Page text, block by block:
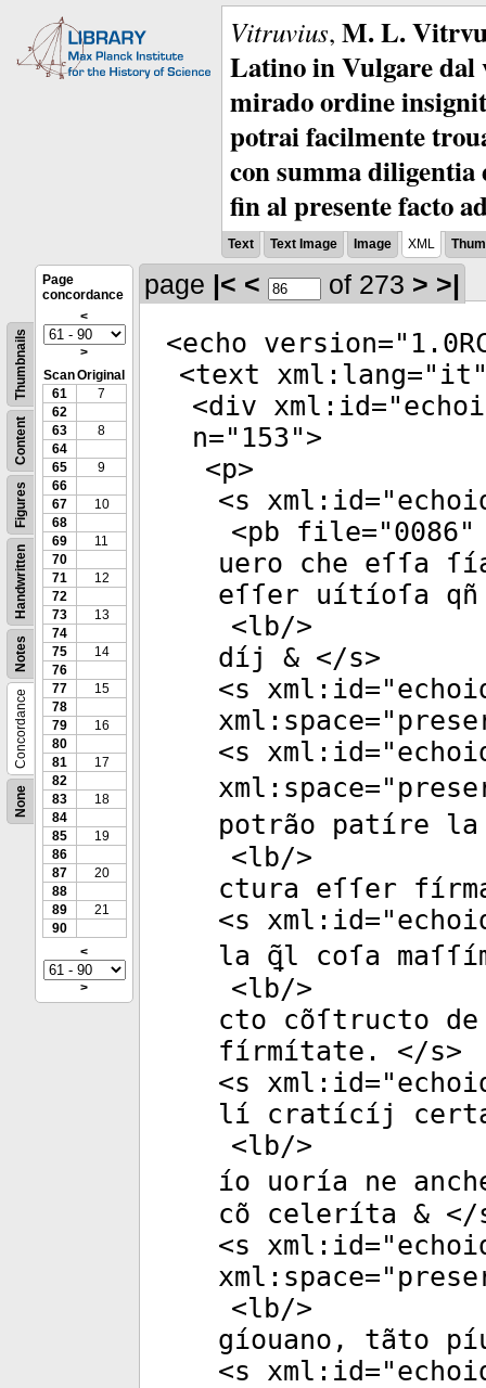
Vitruvius, M. L.
Latino in Vulgare dal
mirado ordine
potrai facilmente
con summa
fin al presente facto
Text Text Image Image XML
None
Concordance
Notes
Handwritten
Figures
Content
Thumbnails
Page
concordance
<
>
ScanOriginal
61
7
62
63
8
64
65
9
66
67
10
68
69
11
70
71
12
72
73
13
74
75
14
76
77
15
78
79
16
80
81
17
82
83
18
84
85
19
86
87
20
88
89
21
90
<
>
page |< < of 273 > >|
<echo version="
<text xml:lang=" it
<div xml:id="
n=" 153">
<p>
<s xml:id="
<pb file="0086"
uero che eſſa
eſſer uítíoſa
<lb/>
díj & </s>
<s xml:id="
xml:space="
<s xml:id="
xml:space="
potrão patíre
<lb/>
ctura eſſer
<s xml:id="
la ꝗ̃l coſa
<lb/>
cto cõſtructo
fírmítate. </s>
<s xml:id="
lí cratícíj
<lb/>
ío uoría ne
cõ celeríta & </
<s xml:id="
xml:space="
<lb/>
gíouano, tãto
<s xml:id="